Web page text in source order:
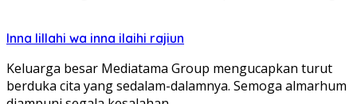
Inna lillahi wa inna ilaihi rajiun
Keluarga besar Mediatama Group mengucapkan turut
berduka cita yang sedalam-dalamnya. Semoga almarhum